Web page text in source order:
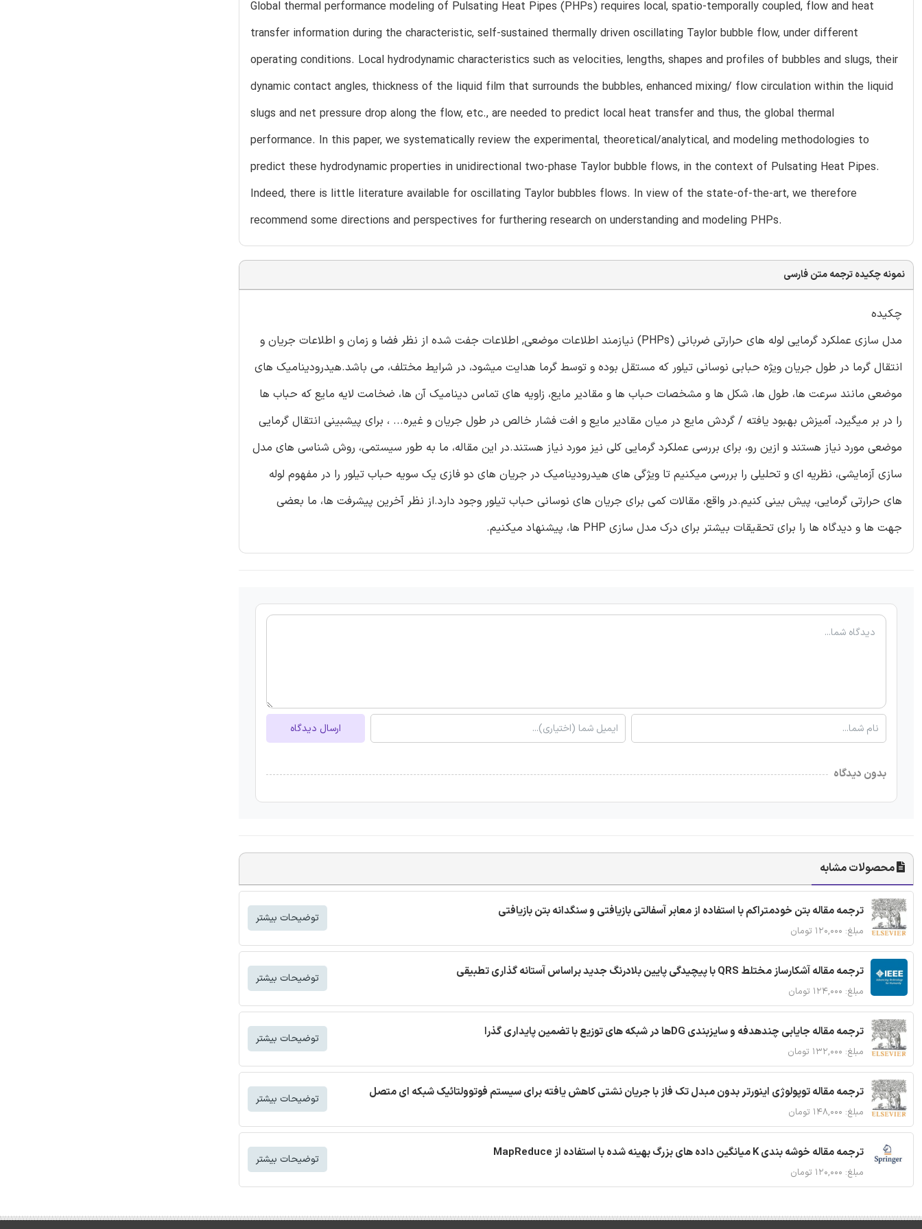
Global thermal performance modeling of Pulsating Heat Pipes (PHPs) requires local, spatio-temporally coupled, flow and heat
transfer information during the characteristic, self-sustained thermally driven oscillating Taylor bubble flow, under different
operating conditions. Local hydrodynamic characteristics such as velocities, lengths, shapes and profiles of bubbles and slugs, their
dynamic contact angles, thickness of the liquid film that surrounds the bubbles, enhanced mixing/ flow circulation within the liquid
slugs and net pressure drop along the flow, etc., are needed to predict local heat transfer and thus, the global thermal
performance. In this paper, we systematically review the experimental, theoretical/analytical, and modeling methodologies to
predict these hydrodynamic properties in unidirectional two-phase Taylor bubble flows, in the context of Pulsating Heat Pipes.
Indeed, there is little literature available for oscillating Taylor bubbles flows. In view of the state-of-the-art, we therefore
recommend some directions and perspectives for furthering research on understanding and modeling PHPs.
نمونه چکیده ترجمه متن فارسی
چکیده
مدل سازی عملکرد گرمایی لوله های حرارتی ضربانی (PHPs) نیازمند اطلاعات موضعی, اطلاعات جفت شده از نظر فضا و زمان و اطلاعات جریان و
انتقال گرما در طول جریان ویژه حبابی نوسانی تیلور که مستقل بوده و توسط گرما هدایت میشود، در شرایط مختلف، می باشد.هیدرودینامیک های
موضعی مانند سرعت ها، طول ها، شکل ها و مشخصات حباب ها و مقادیر مایع، زاویه های تماس دینامیک آن ها، ضخامت لایه مایع که حباب ها
را در بر میگیرد، آمیزش بهبود یافته / گردش مایع در میان مقادیر مایع و افت فشار خالص در طول جریان و غیره... ، برای پیشبینی انتقال گرمایی
موضعی مورد نیاز هستند و ازین رو، برای بررسی عملکرد گرمایی کلی نیز مورد نیاز هستند.در این مقاله، ما به طور سیستمی، روش شناسی های مدل
سازی آزمایشی، نظریه ای و تحلیلی را بررسی میکنیم تا ویژگی های هیدرودینامیک در جریان های دو فازی یک سویه حباب تیلور را در مفهوم لوله
های حرارتی گرمایی، پیش بینی کنیم.در واقع، مقالات کمی برای جریان های نوسانی حباب تیلور وجود دارد.از نظر آخرین پیشرفت ها، ما بعضی
جهت ها و دیدگاه ها را برای تحقیقات بیشتر برای درک مدل سازی PHP ها، پیشنهاد میکنیم.
ارسال دیدگاه
بدون دیدگاه
محصولات مشابه
ترجمه مقاله بتن خودمتراکم با استفاده از معابر آسفالتی بازیافتی و سنگدانه بتن بازیافتی
مبلغ: ۱۲۰,۰۰۰ تومان
توضیحات بیشتر
ترجمه مقاله آشکارساز مختلط QRS با پیچیدگی پایین بلادرنگ جدید براساس آستانه گذاری تطبیقی
مبلغ: ۱۲۴,۰۰۰ تومان
توضیحات بیشتر
ترجمه مقاله جایابی چندهدفه و سایزبندی DGها در شبکه های توزیع با تضمین پایداری گذرا
مبلغ: ۱۳۲,۰۰۰ تومان
توضیحات بیشتر
ترجمه مقاله توپولوژی اینورتر بدون مبدل تک فاز با جریان نشتی کاهش یافته برای سیستم فوتوولتائیک شبکه ای متصل
مبلغ: ۱۴۸,۰۰۰ تومان
توضیحات بیشتر
ترجمه مقاله خوشه بندی K میانگین داده های بزرگ بهینه شده با استفاده از MapReduce
مبلغ: ۱۲۰,۰۰۰ تومان
توضیحات بیشتر